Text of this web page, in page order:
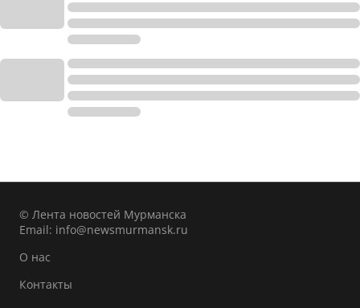
© Лента новостей Мурманска
Email: info@newsmurmansk.ru
О нас
Контакты